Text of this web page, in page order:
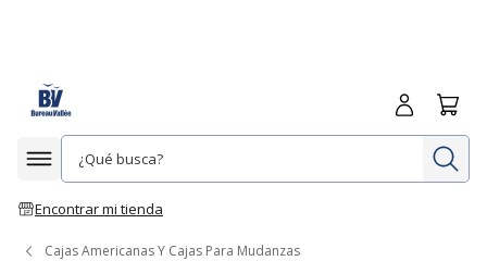
Afficher la navigation
Encontrar mi tienda
Iniciar
Cajas Americanas Y Cajas Para Mudanzas